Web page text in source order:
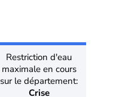
Restriction d'eau
maximale en cours
sur le département:
Crise